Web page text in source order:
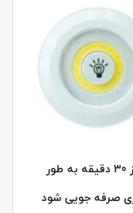
حالت خاموشی خودکار 30 دقیقه : پس از 30 دقیقه به طور
صرفه جویی شود